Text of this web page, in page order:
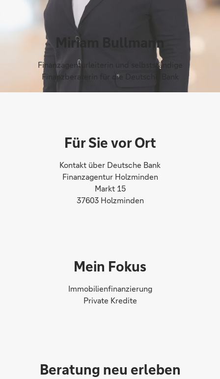
Miriam Bullmann
Finanzagenturleiterin und selbstständige
Finanzberaterin für die Deutsche Bank
Für Sie vor Ort
Kontakt über Deutsche Bank
Finanzagentur Holzminden
Markt 15
37603 Holzminden
Mein Fokus
Immobilienfinanzierung
Private Kredite
Beratung neu erleben